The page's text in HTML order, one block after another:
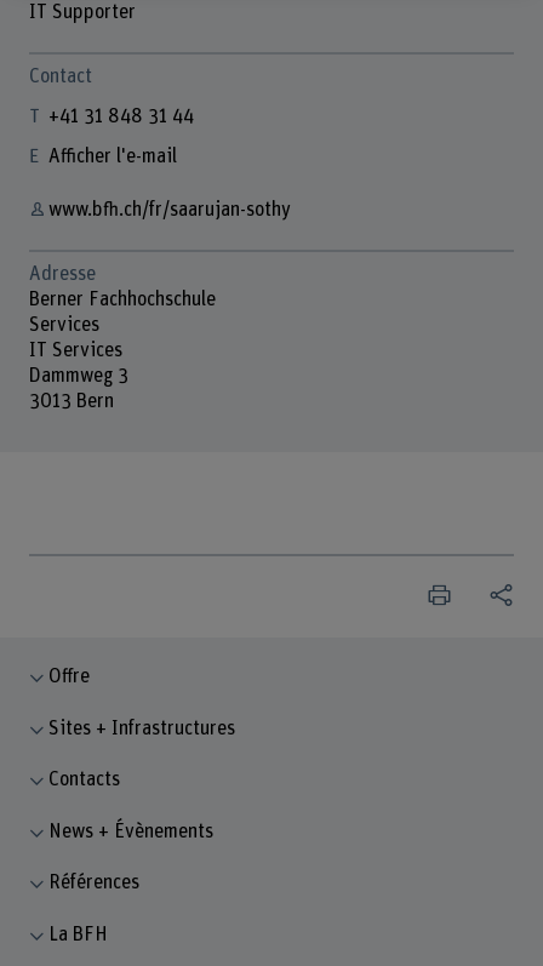
IT Supporter
Contact
+41 31 848 31 44
Afficher l'e-mail
www.bfh.ch/fr/saarujan-sothy
Adresse
Berner Fachhochschule
Services
IT Services
Dammweg 3
3013 Bern
Offre
Sites + Infrastructures
Contacts
News + Évènements
Références
La BFH